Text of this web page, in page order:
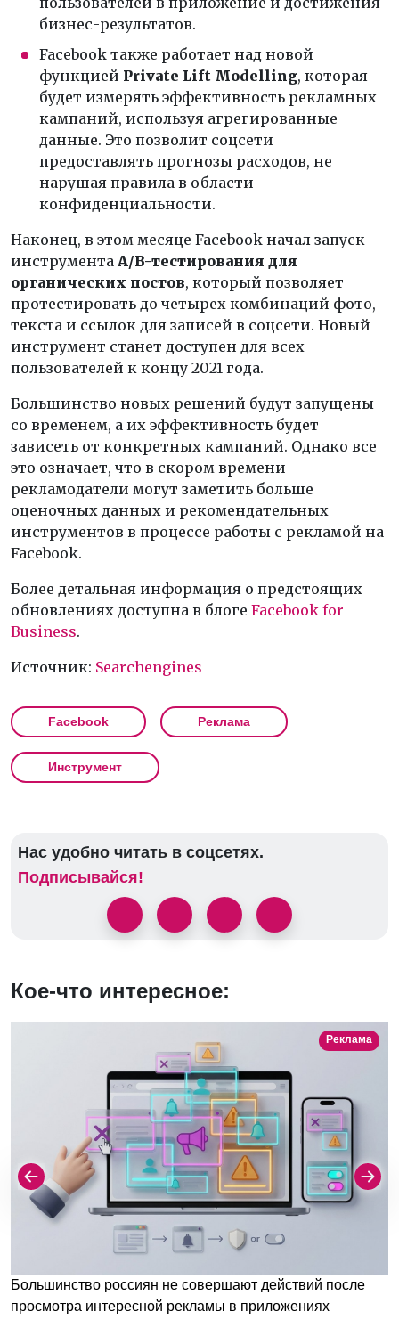
бизнес-результатов.
Facebook также работает над новой
функцией Private Lift Modelling, которая
будет измерять эффективность рекламных
кампаний, используя агрегированные
данные. Это позволит соцсети
предоставлять прогнозы расходов, не
нарушая правила в области
конфиденциальности.
Наконец, в этом месяце Facebook начал запуск
инструмента A/B-тестирования для
органических постов, который позволяет
протестировать до четырех комбинаций фото,
текста и ссылок для записей в соцсети. Новый
инструмент станет доступен для всех
пользователей к концу 2021 года.
Большинство новых решений будут запущены
со временем, а их эффективность будет
зависеть от конкретных кампаний. Однако все
это означает, что в скором времени
рекламодатели могут заметить больше
оценочных данных и рекомендательных
инструментов в процессе работы с рекламой на
Facebook.
Более детальная информация о предстоящих
обновлениях доступна в блоге Facebook for
Business.
Источник: Searchengines
Facebook Реклама
Инструмент
Нас удобно читать в соцсетях.
Подписывайся!
Кое-что интересное:
Реклама
Большинство россиян не совершают действий после
просмотра интересной рекламы в приложениях